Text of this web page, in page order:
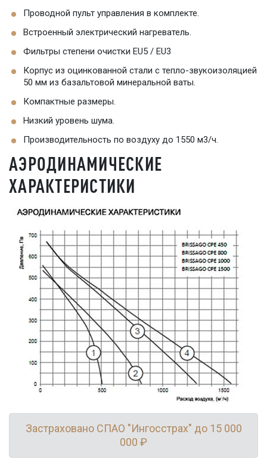
Проводной пульт управления в комплекте.
Встроенный электрический нагреватель.
Фильтры степени очистки EU5 / EU3
Корпус из оцинкованной стали с тепло-звукоизоляцией
50 мм из базальтовой минеральной ваты.
Компактные размеры.
Низкий уровень шума.
Производительность по воздуху до 1550 м3/ч.
АЭРОДИНАМИЧЕСКИЕ
ХАРАКТЕРИСТИКИ
Застраховано СПАО "Ингосстрах" до 15 000
000 ₽